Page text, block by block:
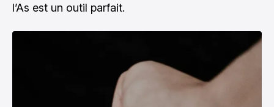
l’As est un outil parfait.